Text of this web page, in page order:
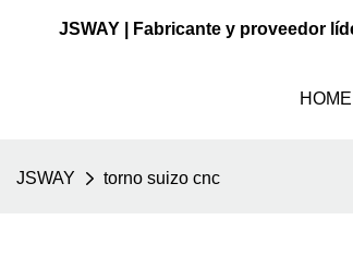
JSWAY | Fabricante y proveedor
HOME
JSWAY torno suizo cnc